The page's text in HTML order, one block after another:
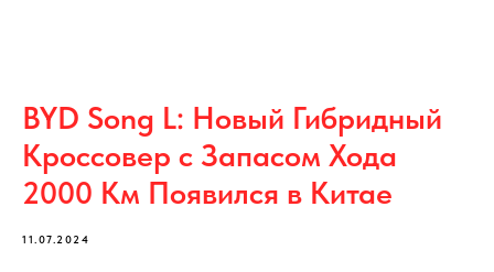
BYD Song L: Новый Гибридный
Кроссовер с Запасом Хода
2000 Км Появился в Китае
11.07.2024